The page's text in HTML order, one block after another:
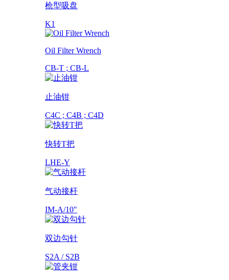
枪型吸盘
K1
Oil Filter Wrench
CB-T ; CB-L
止油钳
C4C ; C4B ; C4D
快转T把
LHE-Y
气动接杆
IM-A/10"
双边勾针
S2A / S2B